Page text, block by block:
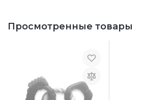
Просмотренные товары